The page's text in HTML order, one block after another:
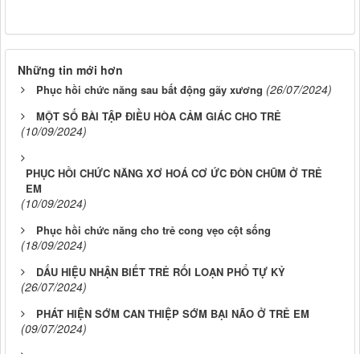
Những tin mới hơn
Phục hồi chức năng sau bất động gãy xương (26/07/2024)
MỘT SỐ BÀI TẬP ĐIỀU HÒA CẢM GIÁC CHO TRẺ
(10/09/2024)
PHỤC HỒI CHỨC NĂNG XƠ HOÁ CƠ ỨC ĐÒN CHŨM Ở TRẺ
EM
(10/09/2024)
Phục hồi chức năng cho trẻ cong vẹo cột sống
(18/09/2024)
DẤU HIỆU NHẬN BIẾT TRẺ RỐI LOẠN PHỔ TỰ KỶ
(26/07/2024)
PHÁT HIỆN SỚM CAN THIỆP SỚM BẠI NÃO Ở TRẺ EM
(09/07/2024)